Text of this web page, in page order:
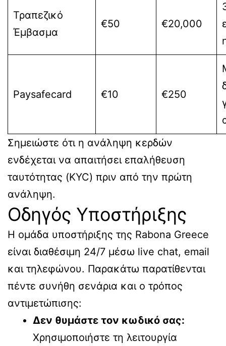
Τραπεζικό
Έμβασμα
€50 €20,000
Paysafecard €10 €250
Σημειώστε ότι η ανάληψη κερδών
ενδέχεται να απαιτήσει επαλήθευση
ταυτότητας (KYC) πριν από την πρώτη
ανάληψη.
Οδηγός Υποστήριξης
Η ομάδα υποστήριξης της Rabona Greece
είναι διαθέσιμη 24/7 μέσω live chat, email
και τηλεφώνου. Παρακάτω παρατίθενται
πέντε συνήθη σενάρια και ο τρόπος
αντιμετώπισης:
Δεν θυμάστε τον κωδικό σας:
Χρησιμοποιήστε τη λειτουργία